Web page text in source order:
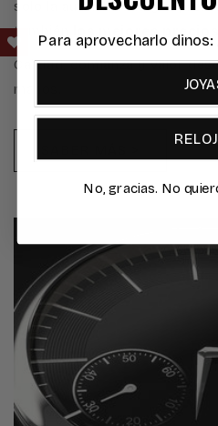
solo la autenticidad y el
también
los mejores precios
Calidad, confianza y valor
manos.
Para aprovecharlo dinos:
No, gracias. No